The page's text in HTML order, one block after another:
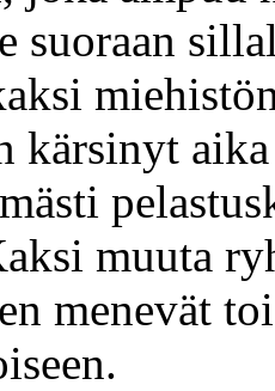
suoraan
kärsinyt
muuta
menevät